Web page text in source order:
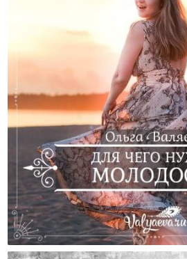
Для Чего Нужна